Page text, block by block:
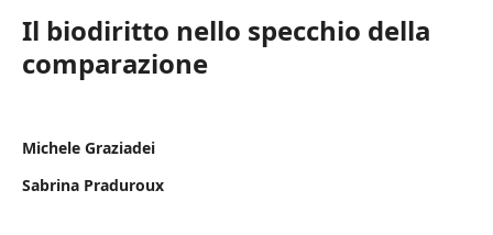
Il biodiritto nello specchio della
comparazione
Michele Graziadei
Sabrina Praduroux